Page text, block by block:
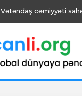
Vətəndaş cəmiyyəti